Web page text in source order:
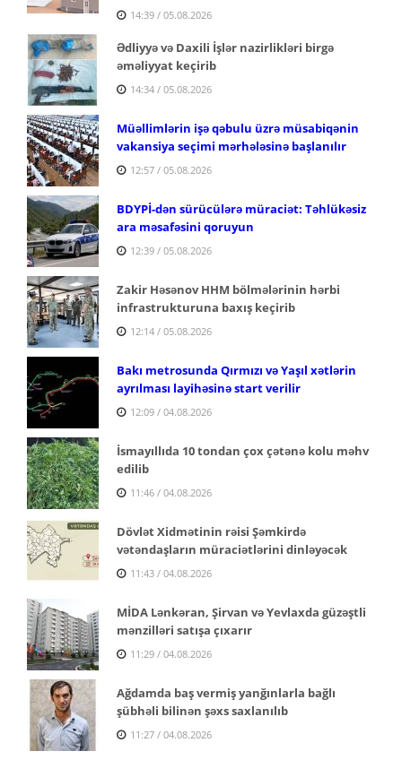
14:39 / 05.08.2026
Ədliyyə və Daxili İşlər nazirlikləri birgə
əməliyyat keçirib
14:34 / 05.08.2026
Müəllimlərin işə qəbulu üzrə müsabiqənin
vakansiya seçimi mərhələsinə başlanılır
12:57 / 05.08.2026
BDYPİ-dən sürücülərə müraciət: Təhlükəsiz
ara məsafəsini qoruyun
12:39 / 05.08.2026
Zakir Həsənov HHM bölmələrinin hərbi
infrastrukturuna baxış keçirib
12:14 / 05.08.2026
Bakı metrosunda Qırmızı və Yaşıl xətlərin
ayrılması layihəsinə start verilir
12:09 / 04.08.2026
İsmayıllıda 10 tondan çox çətənə kolu məhv
edilib
11:46 / 04.08.2026
Dövlət Xidmətinin rəisi Şəmkirdə
vətəndaşların müraciətlərini dinləyəcək
11:43 / 04.08.2026
MİDA Lənkəran, Şirvan və Yevlaxda güzəştli
mənzilləri satışa çıxarır
11:29 / 04.08.2026
Ağdamda baş vermiş yanğınlarla bağlı
şübhəli bilinən şəxs saxlanılıb
11:27 / 04.08.2026